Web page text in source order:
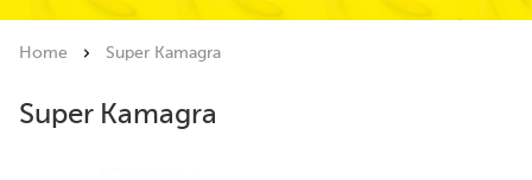
Home Super Kamagra
Super Kamagra